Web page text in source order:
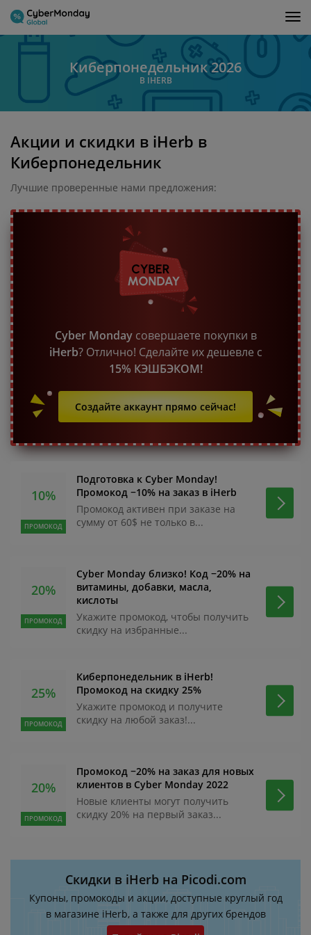
Киберпонедельник 2026
В IHERB
Акции и скидки в iHerb в
Киберпонедельник
Лучшие проверенные нами предложения:
Cyber Mondayсовершаете покупки в
iHerb? Отлично! Сделайте их дешевле с
15% КЭШБЭКОМ!
Создайте аккаунт прямо сейчас!
10%
ПРОМОКОД
Подготовка к Cyber Monday!
Промокод −10% на заказ в iHerb
Промокод активен при заказе на
сумму от 60$ не только в...
20%
ПРОМОКОД
Cyber Monday близко! Код −20% на
витамины, добавки, масла,
кислоты
Укажите промокод, чтобы получить
скидку на избранные...
25%
ПРОМОКОД
Киберпонедельник в iHerb!
Промокод на скидку 25%
Укажите промокод и получите
скидку на любой заказ!...
20%
ПРОМОКОД
Промокод −20% на заказ для новых
клиентов в Cyber Monday 2022
Новые клиенты могут получить
скидку 20% на первый заказ...
Скидки в iHerb на Picodi.com
Купоны, промокоды и акции, доступные круглый год
в магазине iHerb, а также для других брендов